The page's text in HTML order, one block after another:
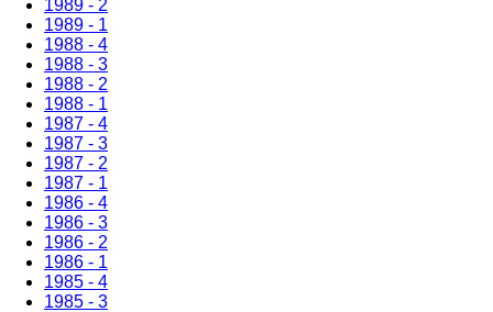
1989 - 2
1989 - 1
1988 - 4
1988 - 3
1988 - 2
1988 - 1
1987 - 4
1987 - 3
1987 - 2
1987 - 1
1986 - 4
1986 - 3
1986 - 2
1986 - 1
1985 - 4
1985 - 3